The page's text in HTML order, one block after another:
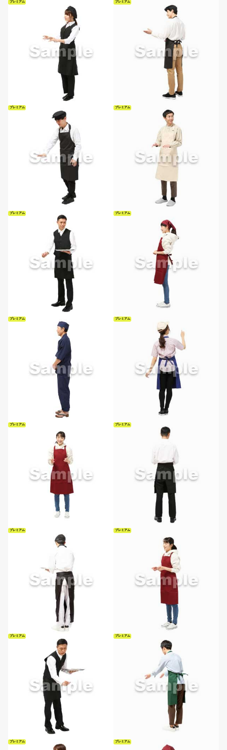
プレミアム プレミアム
プレミアム プレミアム
プレミアム プレミアム
プレミアム プレミアム
プレミアム プレミアム
プレミアム プレミアム
プレミアム プレミアム
プレミアム プレミアム